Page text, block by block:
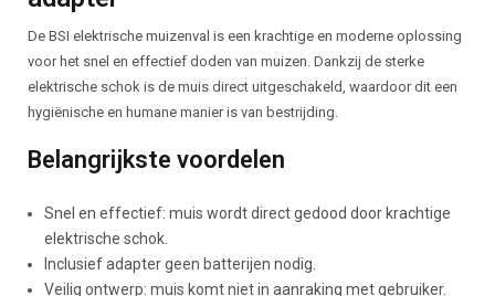
De BSI elektrische muizenval is een krachtige en moderne oplossing
voor het snel en effectief doden van muizen. Dankzij de sterke
elektrische schok is de muis direct uitgeschakeld, waardoor dit een
hygiënische en humane manier is van bestrijding.
Belangrijkste voordelen
Snel en effectief: muis wordt direct gedood door krachtige
elektrische schok.
Inclusief adapter geen batterijen nodig.
Veilig ontwerp: muis komt niet in aanraking met gebruiker.